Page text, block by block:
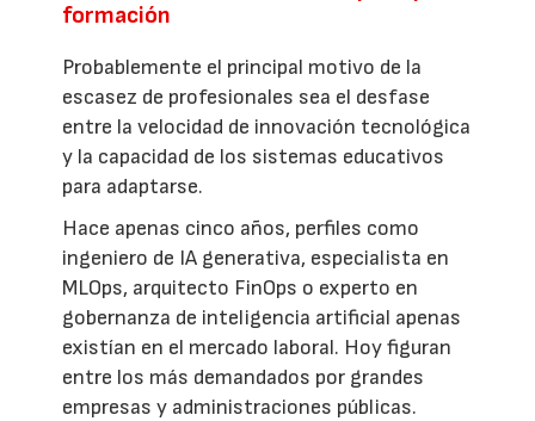
formación
Probablemente el principal motivo de la
escasez de profesionales sea el desfase
entre la velocidad de innovación tecnológica
y la capacidad de los sistemas educativos
para adaptarse.
Hace apenas cinco años, perfiles como
ingeniero de IA generativa, especialista en
MLOps, arquitecto FinOps o experto en
gobernanza de inteligencia artificial apenas
existían en el mercado laboral. Hoy figuran
entre los más demandados por grandes
empresas y administraciones públicas.